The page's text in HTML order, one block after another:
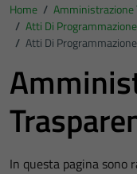
Home / Amministrazione
/ Atti Di
/ Atti Di
In questa pagina sono